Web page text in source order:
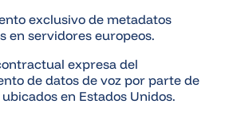
exclusivo de metadatos
en servidores europeos.
expresa del
de datos de voz por parte de
en Estados Unidos.